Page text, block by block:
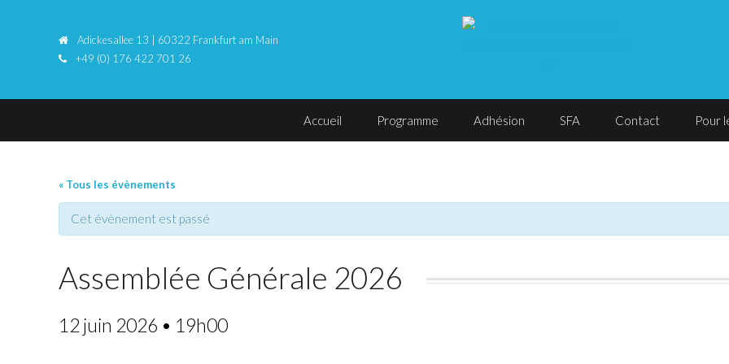
Adickesallee 13 | 60322 Frankfurt am Main
+49 (0) 176 422 701 26
Accueil Programme Adhésion SFA Contact Pour
« Tous les évènements
Cet évènement est passé
Assemblée Générale 2026
12 juin 2026 • 19h00